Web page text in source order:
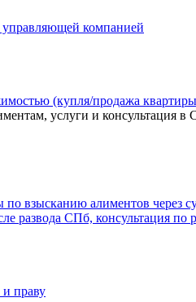
компанией
(купля/продажа
услуги и консультация в
взысканию алиментов через
развода СПб, консультация по
праву